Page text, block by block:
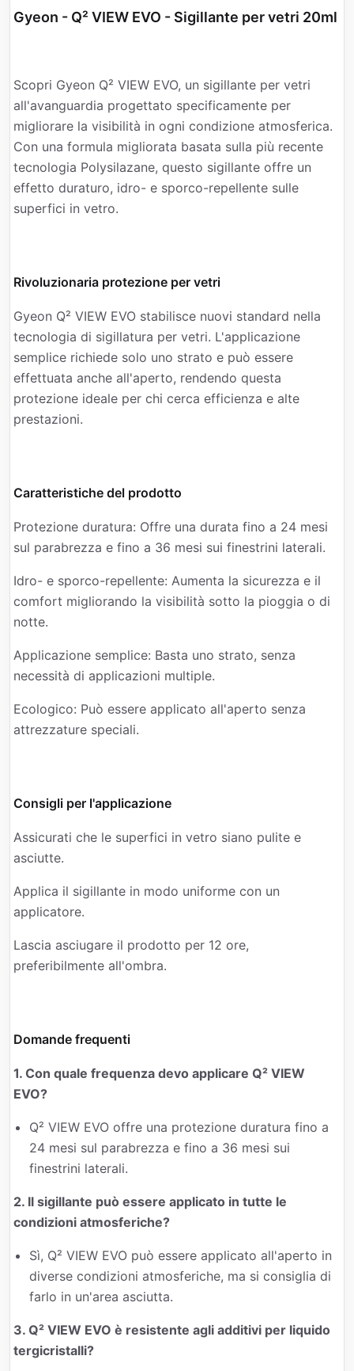
Gyeon - Q² VIEW EVO - Sigillante per vetri 20ml
Scopri Gyeon Q² VIEW EVO, un sigillante per vetri
all'avanguardia progettato specificamente per
migliorare la visibilità in ogni condizione atmosferica.
Con una formula migliorata basata sulla più recente
tecnologia Polysilazane, questo sigillante offre un
effetto duraturo, idro- e sporco-repellente sulle
superfici in vetro.
Rivoluzionaria protezione per vetri
Gyeon Q² VIEW EVO stabilisce nuovi standard nella
tecnologia di sigillatura per vetri. L'applicazione
semplice richiede solo uno strato e può essere
effettuata anche all'aperto, rendendo questa
protezione ideale per chi cerca efficienza e alte
prestazioni.
Caratteristiche del prodotto
Protezione duratura: Offre una durata fino a 24 mesi
sul parabrezza e fino a 36 mesi sui finestrini laterali.
Idro- e sporco-repellente: Aumenta la sicurezza e il
comfort migliorando la visibilità sotto la pioggia o di
notte.
Applicazione semplice: Basta uno strato, senza
necessità di applicazioni multiple.
Ecologico: Può essere applicato all'aperto senza
attrezzature speciali.
Consigli per l'applicazione
Assicurati che le superfici in vetro siano pulite e
asciutte.
Applica il sigillante in modo uniforme con un
applicatore.
Lascia asciugare il prodotto per 12 ore,
preferibilmente all'ombra.
Domande frequenti
1. Con quale frequenza devo applicare Q² VIEW
EVO?
Q² VIEW EVO offre una protezione duratura fino a
24 mesi sul parabrezza e fino a 36 mesi sui
finestrini laterali.
2. Il sigillante può essere applicato in tutte le
condizioni atmosferiche?
Sì, Q² VIEW EVO può essere applicato all'aperto in
diverse condizioni atmosferiche, ma si consiglia di
farlo in un'area asciutta.
3. Q² VIEW EVO è resistente agli additivi per liquido
tergicristalli?